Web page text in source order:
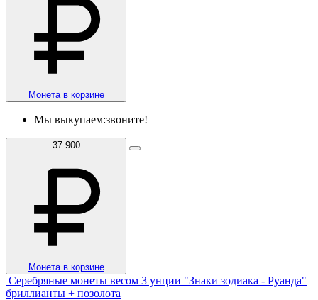
Монета в корзине
Мы выкупаем:звоните!
37 900
Монета в корзине
Серебряные монеты весом 3 унции "Знаки зодиака - Руанда"
бриллианты + позолота